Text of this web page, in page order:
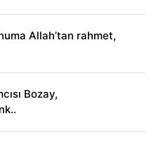
Allah’tan rahmet,
Bozay,